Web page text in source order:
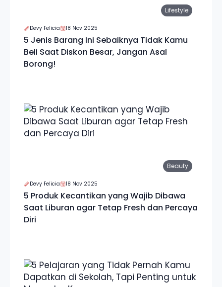
Lifestyle
Devy Felicia 18 Nov 2025
5 Jenis Barang Ini Sebaiknya Tidak Kamu
Beli Saat Diskon Besar, Jangan Asal
Borong!
Beauty
Devy Felicia 18 Nov 2025
5 Produk Kecantikan yang Wajib Dibawa
Saat Liburan agar Tetap Fresh dan Percaya
Diri